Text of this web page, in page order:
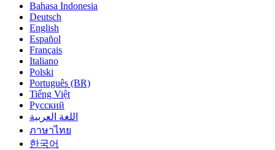
Bahasa Indonesia
Deutsch
English
Español
Français
Italiano
Polski
Português (BR)
Tiếng Việt
Русский
اللغة العربية
ภาษาไทย
한국어